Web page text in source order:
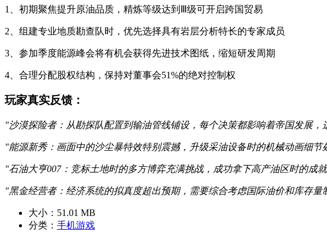
1、初期聚焦提升原油品质，精炼等级达到Ⅲ级可开启跨国贸易
2、组建专业地质勘查队时，优先选择具有岩层分析特长的专家成员
3、参加季度能源峰会将有机会获得先进技术图纸，缩短研发周期
4、合理分配股权结构，保持对董事会51%的绝对控制权
玩家真实反馈：
"沙漠探险者：从勘探队配置到输油管线铺设，每个决策都影响着帝国发展
"能源新秀：画面中的沙尘暴特效特别震撼，升级采油设备时的机械动画细节
"石油大亨007：竞标土地时的多方博弈充满挑战，成功拿下高产油区时的成
"黑金经营者：经济系统的拟真度超出预期，需要综合考虑国际油价和库存量
大小： 51.01 MB
分类： 手机游戏